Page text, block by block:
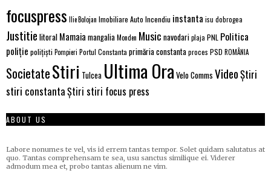
focuspress Ilie Bolojan Imobiliare Auto Incendiu instanta isu dobrogea
Justitie litoral Mamaia mangaliaMonden Music navodariplaja PNL Politica
poliție polițiști Pompieri Portul Constanta primăria constantaproces PSD ROMÂNIA
SocietateStiri Tulcea Ultima Ora Velo Comms VideoȘtiri
stiri constantaȘtiri stiri focus press
ABOUT US
Labore nonumes te vel, vis id errem tantas tempor. Solet quidam salutatus at
quo. Tantas comprehensam te sea, usu sanctus similique ei. Viderer
admodum mea et, probo tantas alienum ne vim.